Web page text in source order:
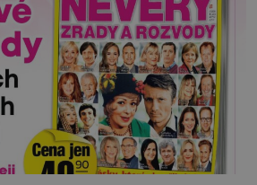
a zdravotních obtíží. Jde
prověřené rady, d